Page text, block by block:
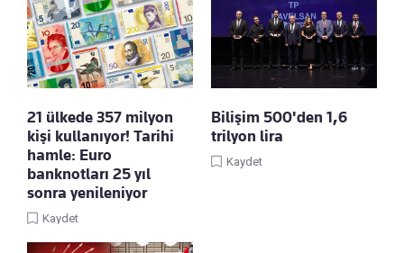
21 ülkede 357 milyon
kişi kullanıyor! Tarihi
hamle: Euro
banknotları 25 yıl
sonra yenileniyor
Kaydet
Bilişim 500'den 1,6
trilyon lira
Kaydet